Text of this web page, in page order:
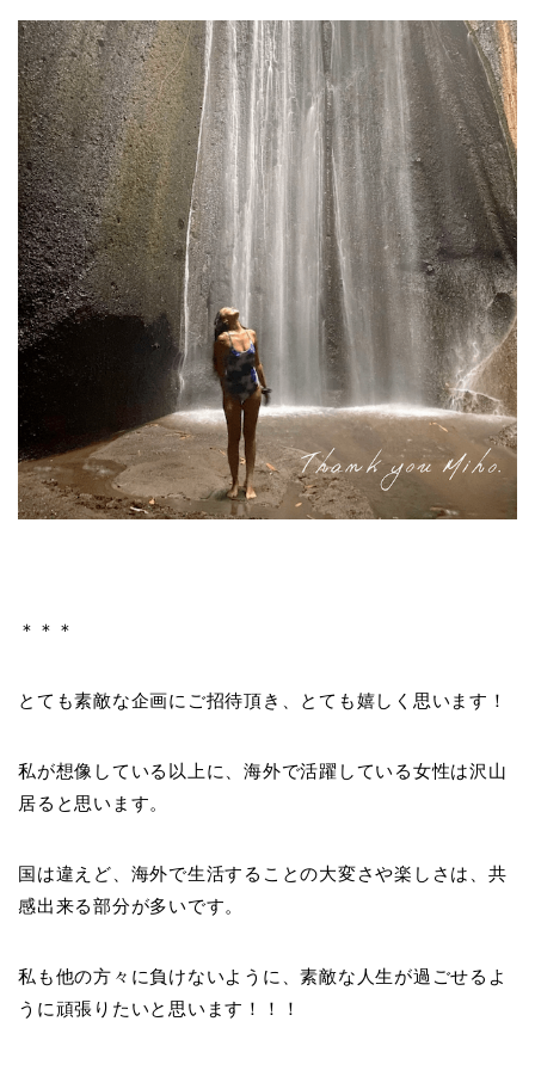
＊＊＊
とても素敵な企画にご招待頂き、とても嬉しく思います！
私が想像している以上に、海外で活躍している女性は沢山
居ると思います。
国は違えど、海外で生活することの大変さや楽しさは、共
感出来る部分が多いです。
私も他の方々に負けないように、素敵な人生が過ごせるよ
うに頑張りたいと思います！！！